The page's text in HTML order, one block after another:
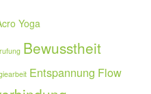
Yoga
Bewusstheit
Entspannung Flow